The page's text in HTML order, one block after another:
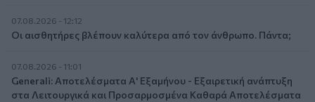
07.08.2026 - 12:12
Οι αισθητήρες βλέπουν καλύτερα από τον άνθρωπο. Πάντα;
07.08.2026 - 11:01
Generali: Αποτελέσματα Α' Εξαμήνου - Εξαιρετική ανάπτυξη
στα Λειτουργικά και Προσαρμοσμένα Καθαρά Αποτελέσματα